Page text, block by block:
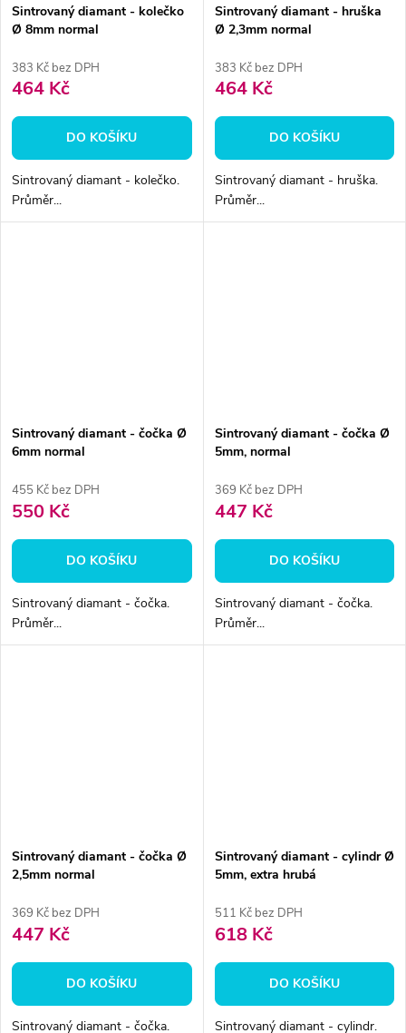
Sintrovaný diamant - kolečko
Ø 8mm normal
383 Kč bez DPH
464 Kč
DO KOŠÍKU
Sintrovaný diamant - kolečko.
Průměr...
Sintrovaný diamant - hruška
Ø 2,3mm normal
383 Kč bez DPH
464 Kč
DO KOŠÍKU
Sintrovaný diamant - hruška.
Průměr...
Sintrovaný diamant - čočka Ø
6mm normal
455 Kč bez DPH
550 Kč
DO KOŠÍKU
Sintrovaný diamant - čočka.
Průměr...
Sintrovaný diamant - čočka Ø
5mm, normal
369 Kč bez DPH
447 Kč
DO KOŠÍKU
Sintrovaný diamant - čočka.
Průměr...
Sintrovaný diamant - čočka Ø
2,5mm normal
369 Kč bez DPH
447 Kč
DO KOŠÍKU
Sintrovaný diamant - čočka.
Sintrovaný diamant - cylindr Ø
5mm, extra hrubá
511 Kč bez DPH
618 Kč
DO KOŠÍKU
Sintrovaný diamant - cylindr.